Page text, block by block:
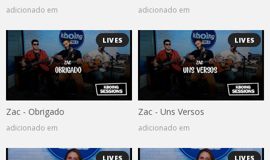
adicionado em adicionado em
LIVES
Zac - Obrigado
adicionado em
LIVES
Zac - Uns Versos
adicionado em
LIVES LIVES